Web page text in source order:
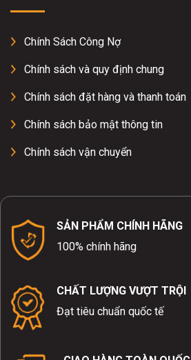
Chính Sách Công Nợ
Chính sách và quy định chung
Chính sách đặt hàng và thanh toán
Chính sách bảo mật thông tin
Chính sách vận chuyển
SẢN PHẨM CHÍNH HÃNG
100% chính hãng
CHẤT LƯỢNG VƯỢT TRỘI
Đạt tiêu chuẩn quốc tế